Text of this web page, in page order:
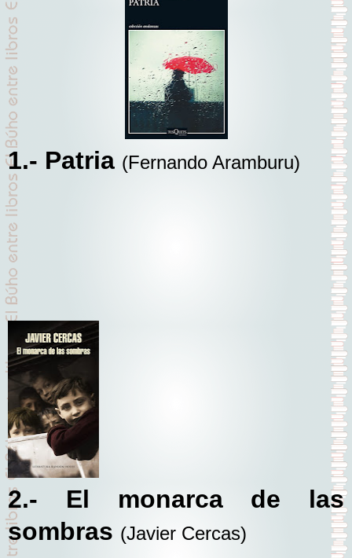
1.- Patria (Fernando Aramburu)
2.- El monarca de las
sombras (Javier Cercas)